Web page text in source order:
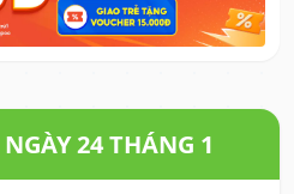
24 THÁNG 1